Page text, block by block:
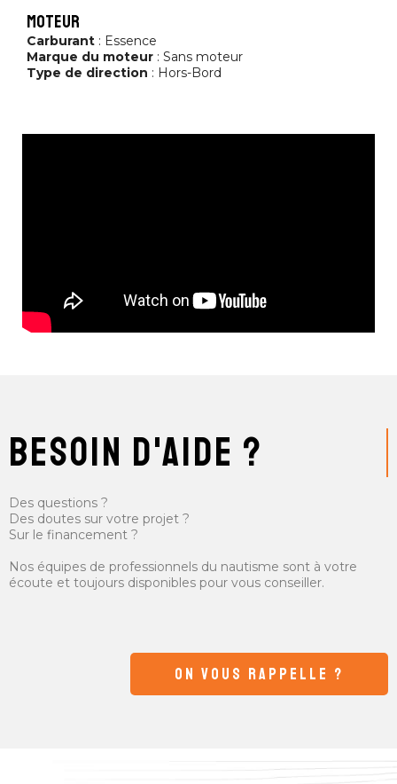
moteur
Carburant : Essence
Marque du moteur : Sans moteur
Type de direction : Hors-Bord
besoin d'aide ?
Des questions ?
Des doutes sur votre projet ?
Sur le financement ?
Nos équipes de professionnels du nautisme sont à votre
écoute et toujours disponibles pour vous conseiller.
ON VOUS RAPPELLE ?